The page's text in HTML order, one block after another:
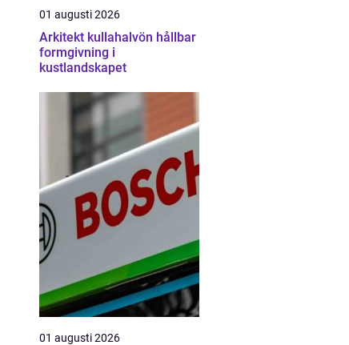
01 augusti 2026
Arkitekt kullahalvön hållbar
formgivning i
kustlandskapet
01 augusti 2026